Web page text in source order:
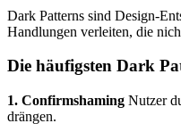
Dark Patterns sind Design-
Handlungen verleiten, die
Die häufigsten Dark
1. Confirmshaming Nutzer
drängen.